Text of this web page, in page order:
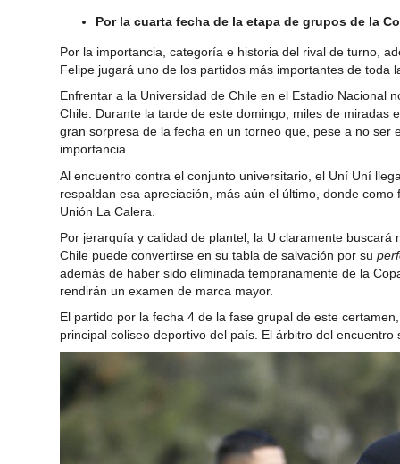
Por la cuarta fecha de la etapa de grupos de la
Por la importancia, categoría e historia del rival de turno,
Felipe jugará uno de los partidos más importantes de toda
Enfrentar a la Universidad de Chile en el Estadio Nacional
Chile. Durante la tarde de este domingo, miles de miradas
gran sorpresa de la fecha en un torneo que, pese a no
importancia.
Al encuentro contra el conjunto universitario, el Uní Uní
respaldan esa apreciación, más aún el último, donde
Unión La Calera.
Por jerarquía y calidad de plantel, la U claramente
Chile puede convertirse en su tabla de salvación por su
además de haber sido eliminada tempranamente de la
rendirán un examen de marca mayor.
El partido por la fecha 4 de la fase grupal de este
principal coliseo deportivo del país. El árbitro del